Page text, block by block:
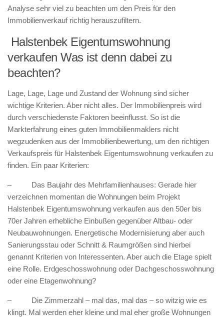
Analyse sehr viel zu beachten um den Preis für den
Immobilienverkauf richtig herauszufiltern.
Halstenbek Eigentumswohnung
verkaufen Was ist denn dabei zu
beachten?
Lage, Lage, Lage und Zustand der Wohnung sind sicher
wichtige Kriterien. Aber nicht alles. Der Immobilienpreis wird
durch verschiedenste Faktoren beeinflusst. So ist die
Markterfahrung eines guten Immobilienmaklers nicht
wegzudenken aus der Immobilienbewertung, um den richtigen
Verkaufspreis für Halstenbek Eigentumswohnung verkaufen zu
finden. Ein paar Kriterien:
– Das Baujahr des Mehrfamilienhauses: Gerade hier
verzeichnen momentan die Wohnungen beim Projekt
Halstenbek Eigentumswohnung verkaufen aus den 50er bis
70er Jahren erhebliche Einbußen gegenüber Altbau- oder
Neubauwohnungen. Energetische Modernisierung aber auch
Sanierungsstau oder Schnitt & Raumgrößen sind hierbei
genannt Kriterien von Interessenten. Aber auch die Etage spielt
eine Rolle. Erdgeschosswohnung oder Dachgeschosswohnung
oder eine Etagenwohnung?
– Die Zimmerzahl – mal das, mal das – so witzig wie es
klingt. Mal werden eher kleine und mal eher große Wohnungen